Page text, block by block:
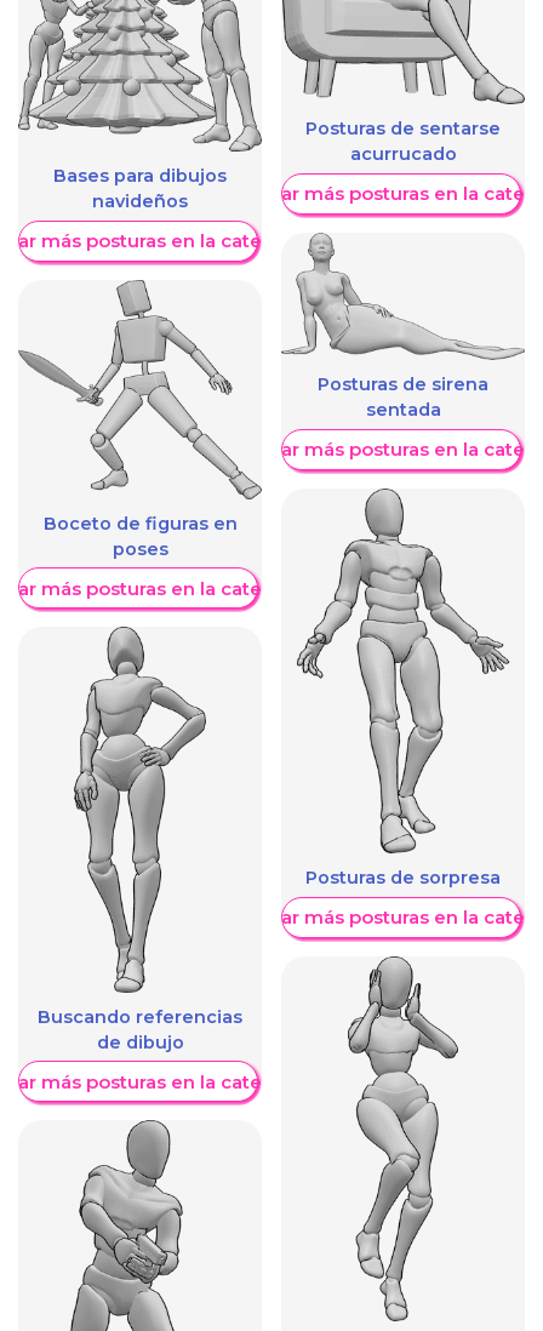
Bases para dibujos
navideños
más posturas en la categoría
Boceto de figuras en
poses
más posturas en la categoría
Buscando referencias
de dibujo
más posturas en la categoría
Posturas de sentarse
acurrucado
Mostrar más posturas en la
Posturas de sirena
sentada
Mostrar más posturas en la
Posturas de sorpresa
Mostrar más posturas en la